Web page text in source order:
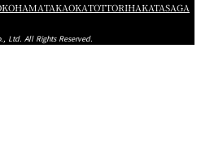
TAKAOKATOTTORIHAKATASAGA
Ltd. All Rights Reserved.